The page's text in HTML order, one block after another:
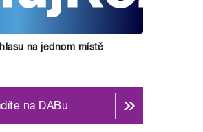
na jednom místě
na DABu